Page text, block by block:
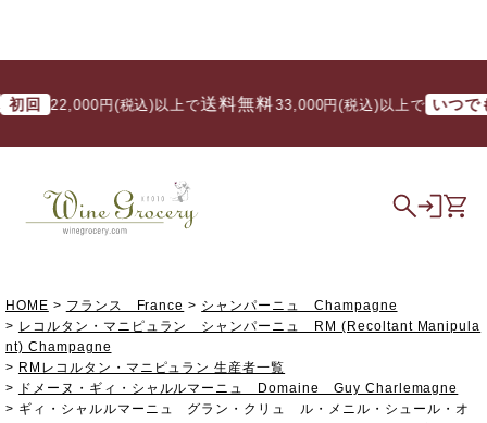
22,000円(税込)以上で送料無料/ 33,000円(税込)以上で いつでも 送
HOME フランス France
シャンパーニュ Champagne
レコルタン・マニピュラン シャンパーニュ RM (Recoltant Manipula
nt) Champagne
RMレコルタン・マニピュラン 生産者一覧
ドメーヌ・ギィ・シャルルマーニュ Domaine Guy Charlemagne
ギィ・シャルルマーニュ グラン・クリュ ル・メニル・シュール・オ